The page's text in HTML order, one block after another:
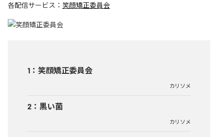
各配信サービス： 笑顔矯正委員会
1 ： 笑顔矯正委員会
カリソメ
2 ： 黒い菌
カリソメ